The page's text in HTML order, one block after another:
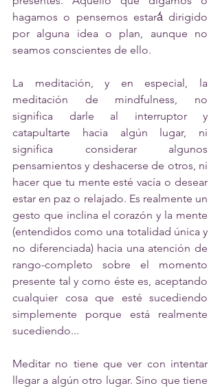
hagamos o pensemos estará́ dirigido
por alguna idea o plan, aunque no
seamos conscientes de ello.
La meditación, y en especial, la
meditación de mindfulness, no
significa darle al interruptor y
catapultarte hacia algún lugar, ni
significa considerar algunos
pensamientos y deshacerse de otros, ni
hacer que tu mente esté vacía o desear
estar en paz o relajado. Es realmente un
gesto que inclina el corazón y la mente
(entendidos como una totalidad única y
no diferenciada) hacia una atención de
rango-completo sobre el momento
presente tal y como éste es, aceptando
cualquier cosa que esté sucediendo
simplemente porque está realmente
sucediendo...
Meditar no tiene que ver con intentar
llegar a algún otro lugar. Sino que tiene